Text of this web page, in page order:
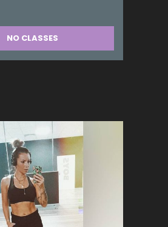
NO CLASSES